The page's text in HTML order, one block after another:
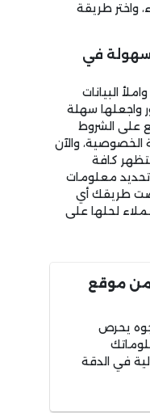
واختر طريقة
في
البيانات
واجعلها سهلة
على الشروط
الخصوصية، والآن
كافة
تحديد معلومات
طريقك أي
لحلها على
من موقع
يحرص
في الدقة